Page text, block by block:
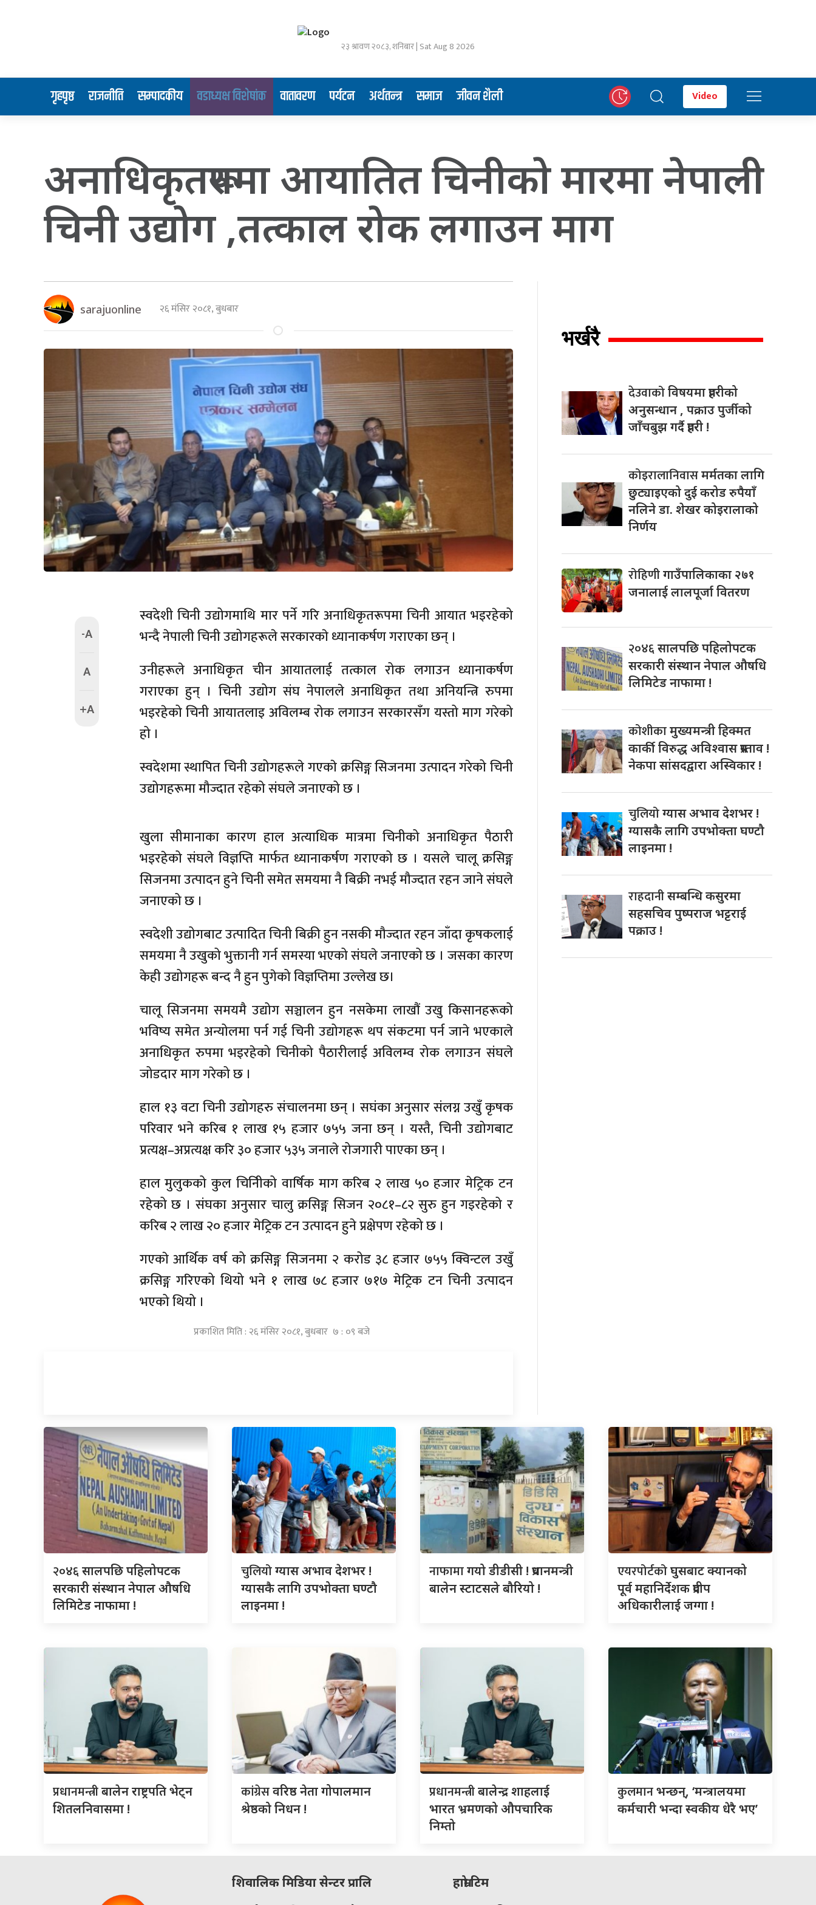
२३ श्रावण २०८३, शनिबार | Sat Aug 8 2026
गृहपृष्ठ राजनीति सम्पादकीय वडाध्यक्ष विशेषांक वातावरण पर्यटन अर्थतन्त्र समाज जीवन शैली Video
अनाधिकृतरूपमा आयातित चिनीकाे मारमा नेपाली
चिनी उद्योग ,तत्काल राेक लगाउन माग
sarajuonline २६ मंसिर २०८१, बुधबार
-A
A
+A
स्वदेशी चिनी उद्योगमाथि मार पर्ने गरि अनाधिकृतरूपमा चिनी आयात भइरहेको
भन्दै नेपाली चिनी उद्योगहरूले सरकारकाे ध्यानाकर्षण गराएका छन् ।
उनीहरूले अनाधिकृत चीन आयातलाई तत्काल रोक लगाउन ध्यानाकर्षण
गराएका हुन् । चिनी उद्योग संघ नेपालले अनाधिकृत तथा अनियन्त्रि रुपमा
भइरहेको चिनी आयातलाइ अविलम्ब रोक लगाउन सरकारसँग यस्तो माग गरेको
हो ।
स्वदेशमा स्थापित चिनी उद्योगहरूले गएकाे क्रसिङ्ग सिजनमा उत्पादन गरेको चिनी
उद्योगहरूमा मौज्दात रहेको संघले जनाएको छ ।
खुला सीमानाका कारण हाल अत्याधिक मात्रमा चिनीको अनाधिकृत पैठारी
भइरहेको संघले विज्ञप्ति मार्फत ध्यानाकर्षण गराएको छ । यसले चालू क्रसिङ्ग
सिजनमा उत्पादन हुने चिनी समेत समयमा नै बिक्री नभई मौज्दात रहन जाने संघले
जनाएको छ ।
स्वदेशी उद्योगबाट उत्पादित चिनी बिक्री हुन नसकी मौज्दात रहन जाँदा कृषकलाई
समयमा नै उखुको भुक्तानी गर्न समस्या भएको संघले जनाएको छ । जसका कारण
केही उद्योगहरू बन्द नै हुन पुगेको विज्ञप्तिमा उल्लेख छ।
चालू सिजनमा समयमै उद्योग सञ्चालन हुन नसकेमा लाखौं उखु किसानहरूको
भविष्य समेत अन्योलमा पर्न गई चिनी उद्योगहरू थप संकटमा पर्न जाने भएकाले
अनाधिकृत रुपमा भइरहेको चिनीको पैठारीलाई अविलम्व रोक लगाउन संघले
जोडदार माग गरेको छ ।
हाल १३ वटा चिनी उद्योगहरु संचालनमा छन् । सघंका अनुसार संलग्न उखुँ कृषक
परिवार भने करिब १ लाख १५ हजार ७५५ जना छन् । यस्तै, चिनी उद्योगबाट
प्रत्यक्ष–अप्रत्यक्ष करि ३० हजार ५३५ जनाले रोजगारी पाएका छन् ।
हाल मुलुकको कुल चिनिीको वार्षिक माग करिब २ लाख ५० हजार मेट्रिक टन
रहेको छ । संघका अनुसार चालु क्रसिङ्ग सिजन २०८१–८२ सुरु हुन गइरहेको र
करिब २ लाख २० हजार मेट्रिक टन उत्पादन हुने प्रक्षेपण रहेको छ ।
गएकाे आर्थिक वर्ष को क्रसिङ्ग सिजनमा २ करोड ३८ हजार ७५५ क्विन्टल उखुँ
क्रसिङ्ग गरिएको थियो भने १ लाख ७८ हजार ७१७ मेट्रिक टन चिनी उत्पादन
भएको थियो ।
प्रकाशित मिति : २६ मंसिर २०८१, बुधबार ७ : ०९ बजे
भर्खरै
देउवाकोविषयमा प्रहरीको
अनुसन्धान , पक्राउ पुर्जीको
जाँचबुझ गर्दै प्रहरी !
कोइरालानिवासमर्मतका लागि
छुट्याइएको दुई करोड रुपैयाँ
नलिने डा. शेखर कोइरालाको
निर्णय
रोहिणीगाउँपालिकाका २७१
जनालाई लालपूर्जा वितरण
२०४६सालपछि पहिलोपटक
सरकारी संस्थान नेपाल औषधि
लिमिटेड नाफामा !
कोशीकामुख्यमन्त्री हिक्मत
कार्की विरुद्ध अविश्वास प्रस्ताव !
नेकपा सांसदद्वारा अस्विकार !
चुलियोग्यास अभाव देशभर !
ग्यासकै लागि उपभोक्ता घण्टौ
लाइनमा !
राहदानीसम्बन्धि कसुरमा
सहसचिव पुष्पराज भट्टराई
पक्राउ !
२०४६सालपछि पहिलोपटक
सरकारी संस्थान नेपाल औषधि
लिमिटेड नाफामा !
चुलियोग्यास अभाव देशभर !
ग्यासकै लागि उपभोक्ता घण्टौ
लाइनमा !
नाफामागयो डीडीसी ! प्रधानमन्त्री
बालेन स्टाटसले बौरियो !
एयरपोर्टकोघुसबाट क्यानको
पूर्व महानिर्देशक प्रदीप
अधिकारीलाई जग्गा !
प्रधानमन्त्रीबालेन राष्ट्रपति भेट्न
शितलनिवासमा !
कांग्रेसवरिष्ठ नेता गोपालमान
श्रेष्ठको निधन !
प्रधानमन्त्रीबालेन्द्र शाहलाई
भारत भ्रमणको औपचारिक
निम्तो
कुलमानभन्छन्, ‘मन्त्रालयमा
कर्मचारी भन्दा स्वकीय धेरै भए’
शिवालिक मिडिया सेन्टर प्रालि हाम्रो टिम